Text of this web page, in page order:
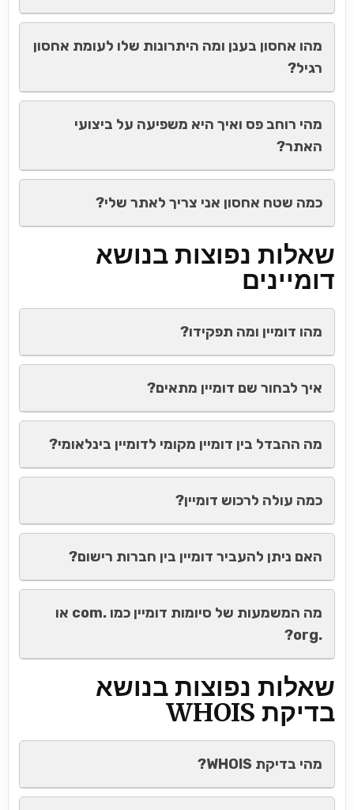
מהו אחסון בענן ומה היתרונות שלו לעומת אחסון
רגיל?
מהי רוחב פס ואיך היא משפיעה על ביצועי
האתר?
כמה שטח אחסון אני צריך לאתר שלי?
שאלות נפוצות בנושא
דומיינים
מהו דומיין ומה תפקידו?
איך לבחור שם דומיין מתאים?
מה ההבדל בין דומיין מקומי לדומיין בינלאומי?
כמה עולה לרכוש דומיין?
האם ניתן להעביר דומיין בין חברות רישום?
מה המשמעות של סיומות דומיין כמו .com או
.org?
שאלות נפוצות בנושא
בדיקת WHOIS
מהי בדיקת WHOIS?